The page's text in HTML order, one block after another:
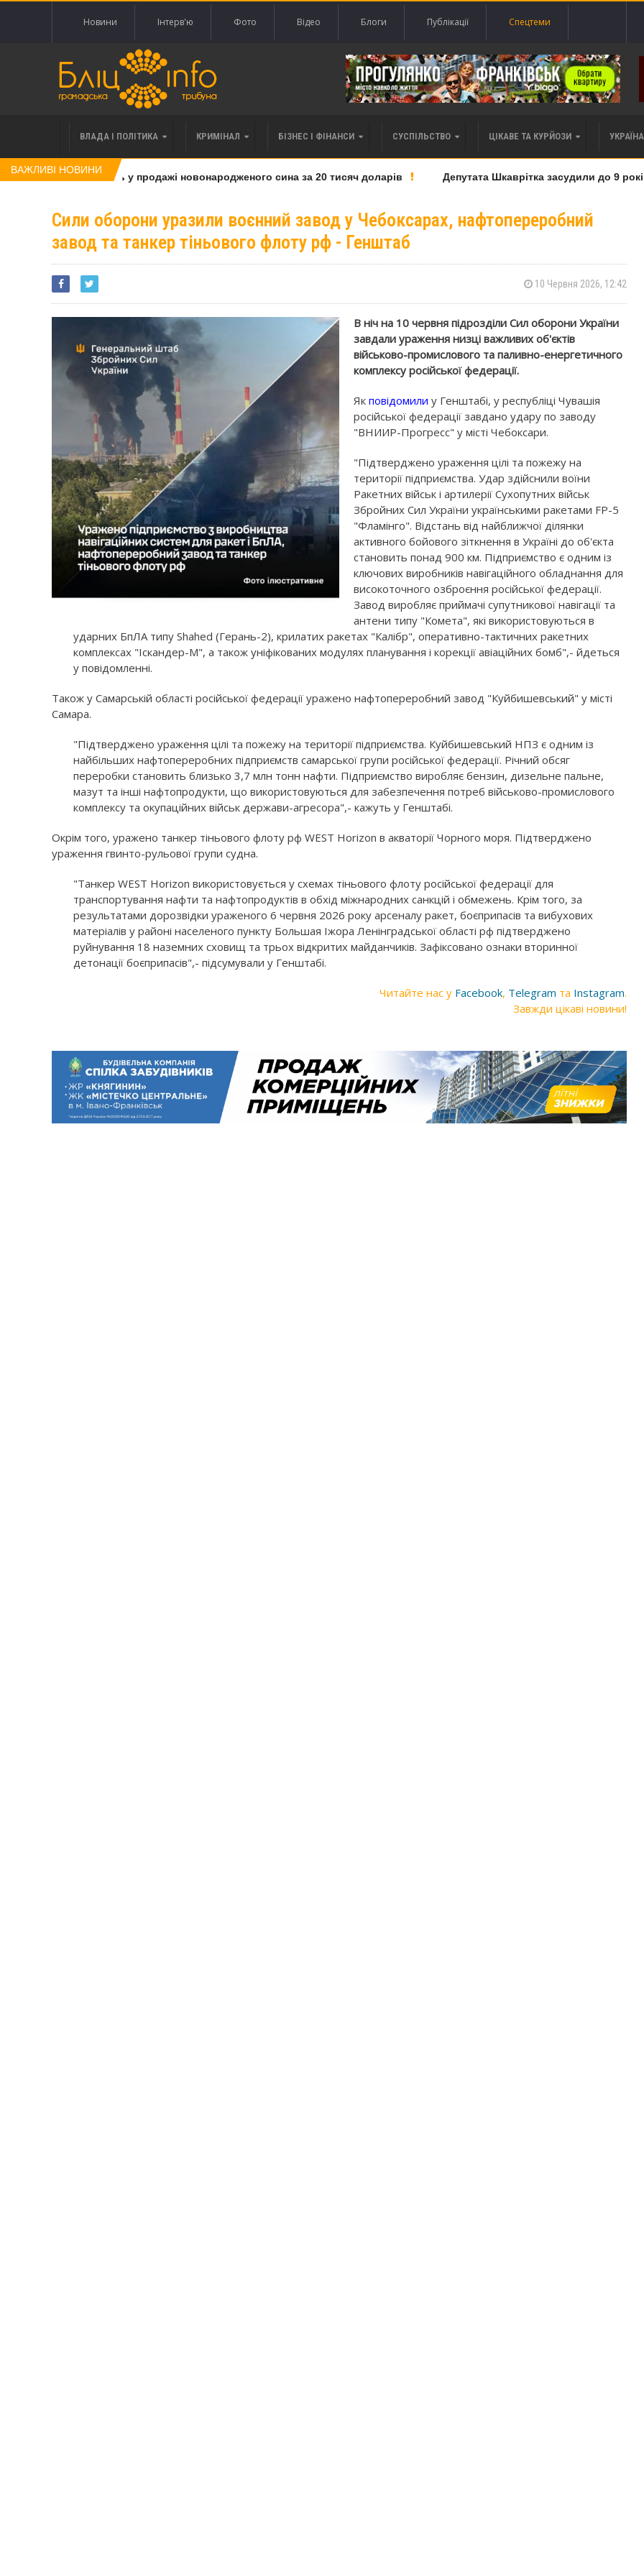
Новини Інтерв'ю Фото Відео Блоги Публікації Спецтеми
ВЛАДА І ПОЛІТИКА КРИМІНАЛ БІЗНЕС І ФІНАНСИ СУСПІЛЬСТВО ЦІКАВЕ ТА КУРЙОЗИ
ВАЖЛИВІ НОВИНИ
яку підозрюють у продажі новонародженого сина за 20 тисяч доларів Депутата Шкаврітка засудили до 9 років
Сили оборони уразили воєнний завод у Чебоксарах, нафтопереробний
завод та танкер тіньового флоту рф - Генштаб
10 Червня 2026, 12:42
В ніч на 10 червня підрозділи Сил оборони України
завдали ураження низці важливих об'єктів
військово-промислового та паливно-енергетичного
комплексу російської федерації.
Як повідомили у Генштабі, у республіці Чувашія
російської федерації завдано удару по заводу
"ВНИИР-Прогресс" у місті Чебоксари.
"Підтверджено ураження цілі та пожежу на
території підприємства. Удар здійснили воїни
Ракетних військ і артилерії Сухопутних військ
Збройних Сил України українськими ракетами FP-5
"Фламінго". Відстань від найближчої ділянки
активного бойового зіткнення в Україні до об'єкта
становить понад 900 км. Підприємство є одним із
ключових виробників навігаційного обладнання для
високоточного озброєння російської федерації.
Завод виробляє приймачі супутникової навігації та
антени типу "Комета", які використовуються в
ударних БпЛА типу Shahed (Герань-2), крилатих ракетах "Калібр", оперативно-тактичних ракетних
комплексах "Іскандер-М", а також уніфікованих модулях планування і корекції авіаційних бомб",- йдеться
у повідомленні.
Також у Самарській області російської федерації уражено нафтопереробний завод "Куйбишевський" у місті
Самара.
"Підтверджено ураження цілі та пожежу на території підприємства. Куйбишевський НПЗ є одним із
найбільших нафтопереробних підприємств самарської групи російської федерації. Річний обсяг
переробки становить близько 3,7 млн тонн нафти. Підприємство виробляє бензин, дизельне пальне,
мазут та інші нафтопродукти, що використовуються для забезпечення потреб військово-промислового
комплексу та окупаційних військ держави-агресора",- кажуть у Генштабі.
Окрім того, уражено танкер тіньового флоту рф WEST Horizon в акваторії Чорного моря. Підтверджено
ураження гвинто-рульової групи судна.
"Танкер WEST Horizon використовується у схемах тіньового флоту російської федерації для
транспортування нафти та нафтопродуктів в обхід міжнародних санкцій і обмежень. Крім того, за
результатами дорозвідки ураженого 6 червня 2026 року арсеналу ракет, боєприпасів та вибухових
матеріалів у районі населеного пункту Большая Іжора Ленінградської області рф підтверджено
руйнування 18 наземних сховищ та трьох відкритих майданчиків. Зафіксовано ознаки вторинної
детонації боєприпасів",- підсумували у Генштабі.
Читайте нас у Facebook, Telegram та Instagram.
Завжди цікаві новини!